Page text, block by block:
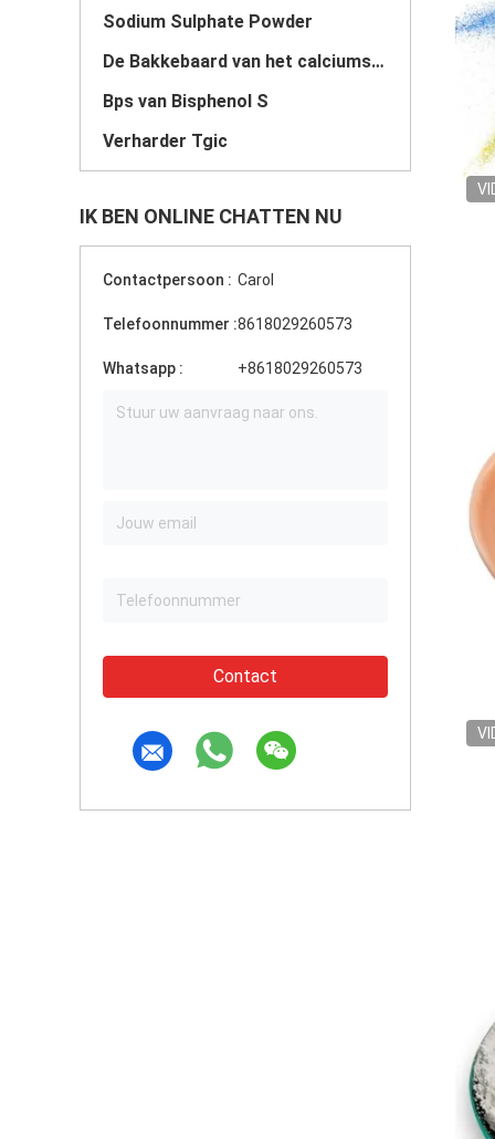
Sodium Sulphate Powder
De Bakkebaard van het calciumsulfaat
Bps van Bisphenol S
Verharder Tgic
IK BEN ONLINE CHATTEN NU
Contactpersoon : Carol
Telefoonnummer :8618029260573
Whatsapp : +8618029260573
Contact